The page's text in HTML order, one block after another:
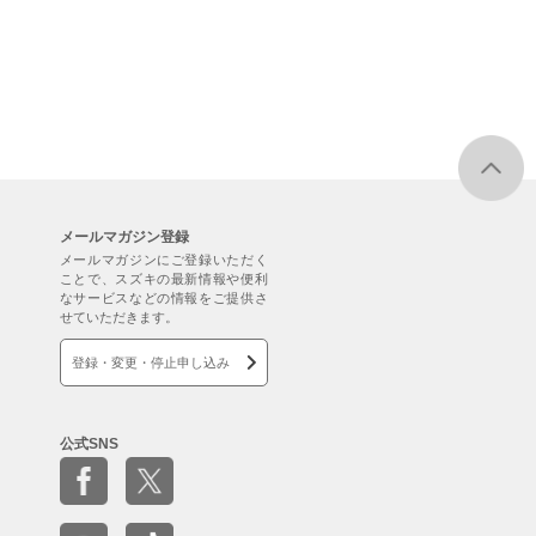
メールマガジン登録
メールマガジンにご登録いただく
ことで、スズキの最新情報や便利
なサービスなどの情報をご提供さ
せていただきます。
登録・変更・停止申し込み
公式SNS